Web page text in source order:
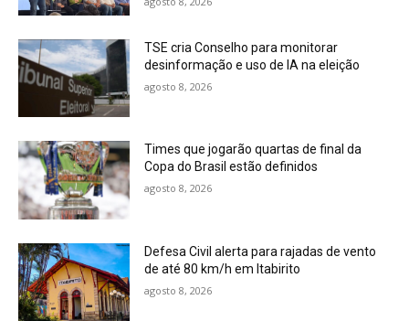
TSE cria Conselho para monitorar
desinformação e uso de IA na eleição
agosto 8, 2026
Times que jogarão quartas de final da
Copa do Brasil estão definidos
agosto 8, 2026
Defesa Civil alerta para rajadas de vento
de até 80 km/h em Itabirito
agosto 8, 2026